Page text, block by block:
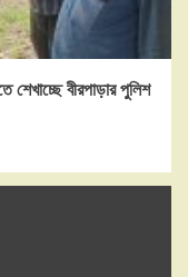
শেখাচ্ছে বীরপাড়ার পুলিশ